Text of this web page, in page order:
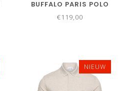
BUFFALO PARIS POLO
REGULAR FIT
€119,00
NIEUW